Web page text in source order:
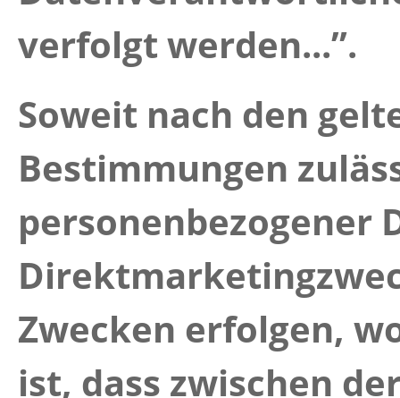
verfolgt werden...”.
Soweit nach den
Bestimmungen
personenbezogener
Zwecken erfolgen,
ist, dass zwischen